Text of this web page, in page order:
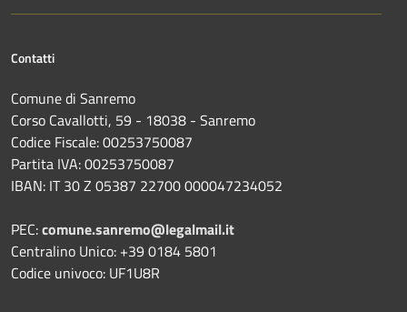
Contatti
Comune di Sanremo
Corso Cavallotti, 59 - 18038 - Sanremo
Codice Fiscale: 00253750087
Partita IVA: 00253750087
IBAN: IT 30 Z 05387 22700 000047234052
PEC:comune.sanremo@legalmail.it
Centralino Unico: +39 0184 5801
Codice univoco: UF1U8R